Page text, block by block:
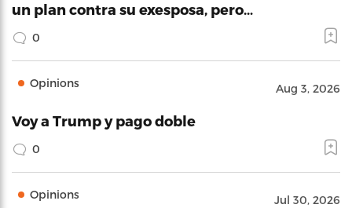
un plan contra su exesposa, pero…
0
Opinions Aug 3, 2026
Voy a Trump y pago doble
0
Opinions Jul 30, 2026